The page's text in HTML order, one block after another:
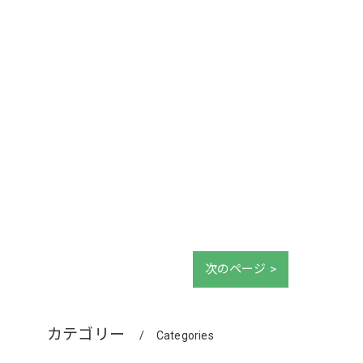
次のページ >
カテゴリー Categories